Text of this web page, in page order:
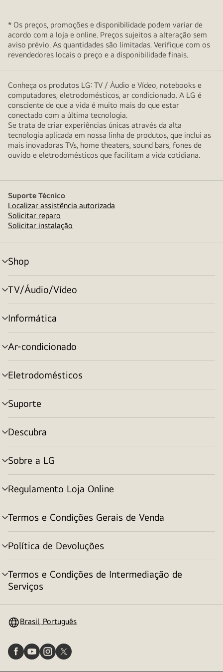
* Os preços, promoções e disponibilidade podem variar de
acordo com a loja e online. Preços sujeitos a alteração sem
aviso prévio. As quantidades são limitadas. Verifique com os
revendedores locais o preço e a disponibilidade finais.
Conheça os produtos LG: TV / Áudio e Vídeo, notebooks e
computadores, eletrodomésticos, ar condicionado. A LG é
consciente de que a vida é muito mais do que estar
conectado com a última tecnologia.
Se trata de criar experiências únicas através da alta
tecnologia aplicada em nossa linha de produtos, que inclui as
mais inovadoras TVs, home theaters, sound bars, fones de
ouvido e eletrodomésticos que facilitam a vida cotidiana.
Suporte Técnico
Localizar assistência autorizada
Solicitar reparo
Solicitar instalação
Shop
alternar
menu
TV/Áudio/Vídeo
alternar
menu
Informática
alternar
menu
Ar-condicionado
alternar
menu
Eletrodomésticos
alternar
menu
Suporte
alternar
menu
Descubra
alternar
menu
Sobre a LG
alternar
menu
Regulamento Loja Online
alternar
menu
Termos e Condições Gerais de Venda
alternar
menu
Política de Devoluções
alternar
menu
Termos e Condições de Intermediação de
Serviços
alternar
Brasil, Português